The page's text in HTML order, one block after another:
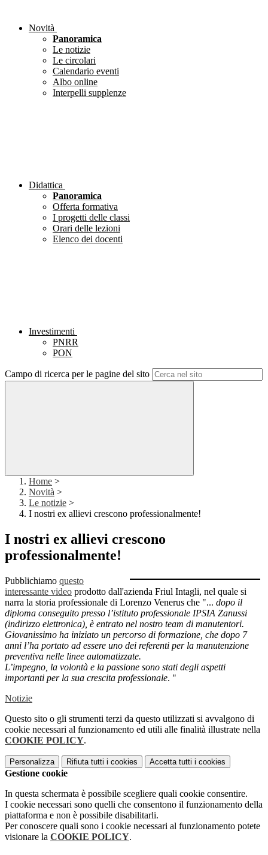
Novità
Panoramica
Le notizie
Le circolari
Calendario eventi
Albo online
Interpelli supplenze
Didattica
Panoramica
Offerta formativa
I progetti delle classi
Orari delle lezioni
Elenco dei docenti
Investimenti
PNRR
PON
Campo di ricerca per le pagine del sito
Home >
Novità >
Le notizie >
I nostri ex allievi crescono professionalmente!
I nostri ex allievi crescono
professionalmente!
Pubblichiamo questo
interessante video prodotto dall'azienda Friul Intagli, nel quale si
narra la storia professionale di Lorenzo Venerus che "... dopo il
diploma conseguito presso l’istituto professionale IPSIA Zanussi
(indirizzo elettronica), è entrato nel nostro team di manutentori.
Giovanissimo ha iniziato un percorso di formazione, che dopo 7
anni l’ha portato ad essere uno dei referenti per la manutenzione
preventiva nelle linee automatizzate.
L’impegno, la volontà e la passione sono stati degli aspetti
importanti per la sua crescita professionale. "
Notizie
Questo sito o gli strumenti terzi da questo utilizzati si avvalgono di
cookie necessari al funzionamento ed utili alle finalità illustrate nella
COOKIE POLICY.
Personalizza Rifiuta tutti i cookies Accetta tutti i cookies
Gestione cookie
In questa schermata è possibile scegliere quali cookie consentire.
I cookie necessari sono quelli che consentono il funzionamento della
piattaforma e non è possibile disabilitarli.
Per conoscere quali sono i cookie necessari al funzionamento potete
visionare la COOKIE POLICY.